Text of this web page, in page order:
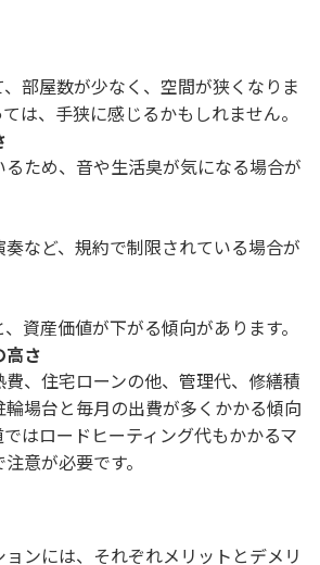
部屋数が少なく、空間が狭くなりま
は、手狭に感じるかもしれません。
ため、音や生活臭が気になる場合が
など、規約で制限されている場合が
資産価値が下がる傾向があります。
高さ
、住宅ローンの他、管理代、修繕積
場台と毎月の出費が多くかかる傾向
はロードヒーティング代もかかるマ
意が必要です。
ンには、それぞれメリットとデメリ